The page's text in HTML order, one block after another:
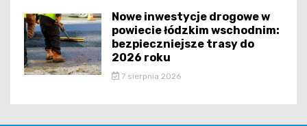
Nowe inwestycje drogowe w
powiecie łódzkim wschodnim:
bezpieczniejsze trasy do
2026 roku
7 sierpnia 2026